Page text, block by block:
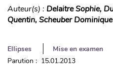
Auteur(s) : Delaitre Sophie,
Quentin, Scheuber Dominique
Ellipses
Mise en examen
Parution : 15.01.2013